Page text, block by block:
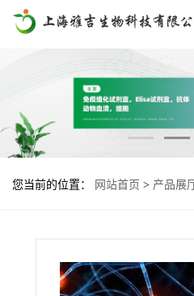
您当前的位置： 网站首页 > 产品展